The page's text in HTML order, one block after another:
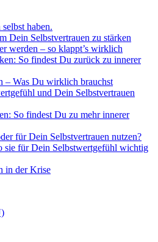
haben.
Dein Selbstvertrauen zu stärken
werden – so klappt’s wirklich
So findest Du zurück zu innerer
– Was Du wirklich brauchst
und Dein Selbstvertrauen
So findest Du zu mehr innerer
für Dein Selbstvertrauen nutzen?
sie für Dein Selbstwertgefühl wichtig
in der Krise